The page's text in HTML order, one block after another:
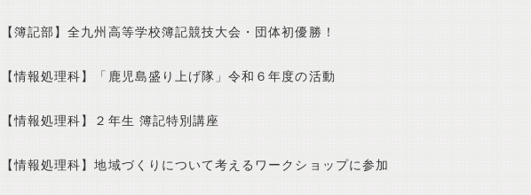
【簿記部】全九州高等学校簿記競技大会・団体初優勝！
【情報処理科】「鹿児島盛り上げ隊」令和６年度の活動
【情報処理科】２年生 簿記特別講座
【情報処理科】地域づくりについて考えるワークショップに参加